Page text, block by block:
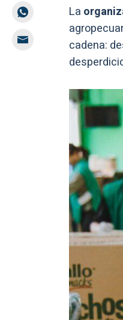
La
cadena: